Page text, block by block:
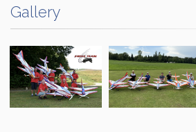
Gallery